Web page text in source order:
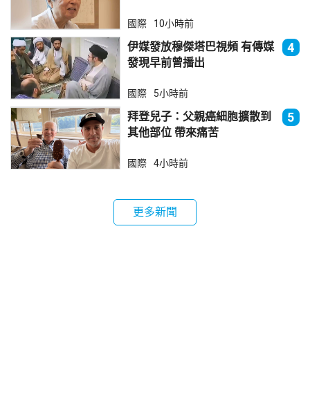
國際 10小時前
伊媒發放穆傑塔巴視頻 有傳媒
發現早前曾播出
4
國際 5小時前
拜登兒子：父親癌細胞擴散到
其他部位 帶來痛苦
5
國際 4小時前
更多新聞